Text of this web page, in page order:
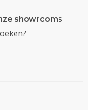
showrooms